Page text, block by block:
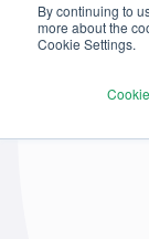
By continuing to
more about the
Cookie Settings.